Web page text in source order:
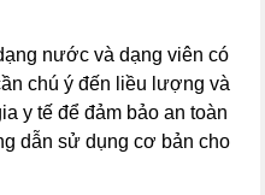
nước và dạng viên có
chú ý đến liều lượng và
y tế để đảm bảo an toàn
dẫn sử dụng cơ bản cho